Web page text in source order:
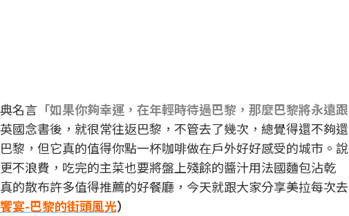
名言 「如果你夠幸運，在年輕時待過巴黎，那麼巴黎將永遠跟
國念書後，就很常往返巴黎，不管去了幾次，總覺得還不夠還
黎，但它真的值得你點一杯咖啡做在戶外好好感受的城市。說
不浪費，吃完的主菜也要將盤上殘餘的醬汁用法國麵包沾乾
的散布許多值得推薦的好餐廳，今天就跟大家分享美拉每次去
宴-巴黎的街頭風光）